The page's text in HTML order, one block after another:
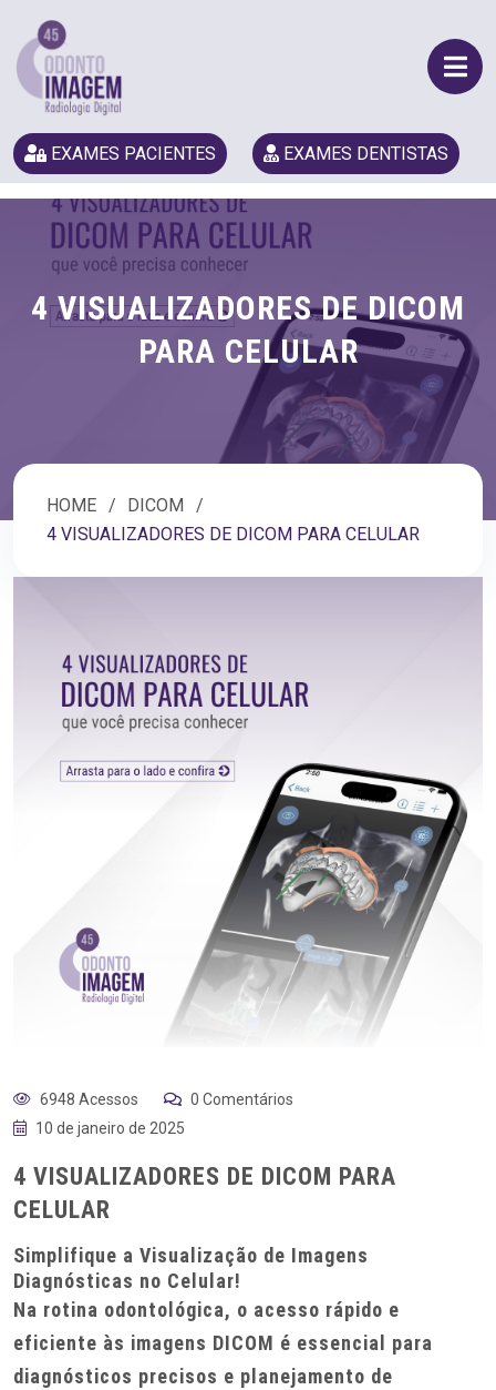
EXAMES PACIENTES EXAMES DENTISTAS
4 VISUALIZADORES DE DICOM
PARA CELULAR
HOME
DICOM
4 VISUALIZADORES DE DICOM PARA CELULAR
6948 Acessos
0 Comentários
10 de janeiro de 2025
4 VISUALIZADORES DE DICOM PARA
CELULAR
Simplifique a Visualização de Imagens
Diagnósticas no Celular!
Na rotina odontológica, o acesso rápido e
eficiente às imagens DICOM é essencial para
diagnósticos precisos e planejamento de